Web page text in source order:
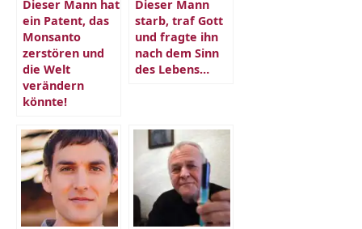
Dieser Mann hat
ein Patent, das
Monsanto
zerstören und
die Welt
verändern
könnte!
Dieser Mann
starb, traf Gott
und fragte ihn
nach dem Sinn
des Lebens…